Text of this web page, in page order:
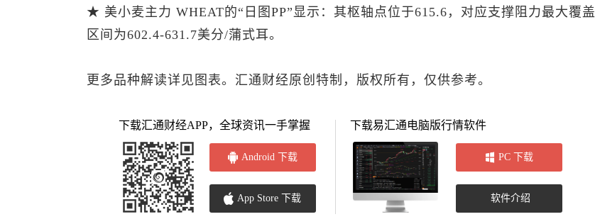
★ 美小麦主力 WHEAT的“日图PP”显示：其枢轴点位于615.6，对应支撑阻力最大覆盖
区间为602.4-631.7美分/蒲式耳。
更多品种解读详见图表。汇通财经原创特制，版权所有，仅供参考。
下载汇通财经APP，全球资讯一手掌握
Android 下载
App Store 下载
下载易汇通电脑版行情软件
PC 下载
软件介绍